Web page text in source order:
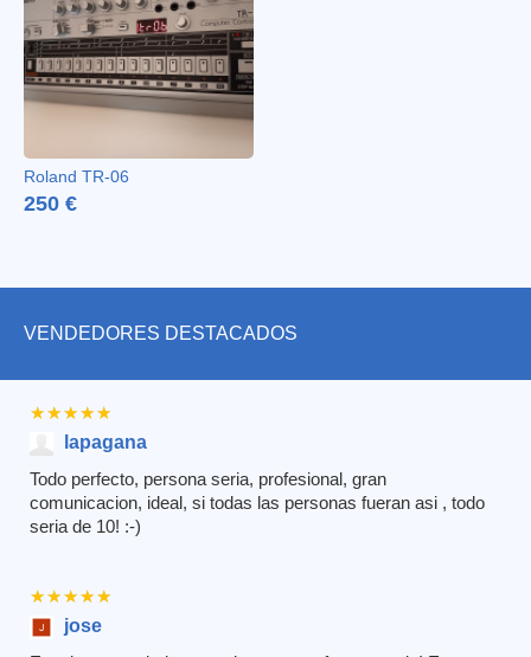
Roland TR-06
250 €
VENDEDORES DESTACADOS
★★★★★
★★★★★
lapagana
Todo perfecto, persona seria, profesional, gran
comunicacion, ideal, si todas las personas fueran asi , todo
seria de 10! :-)
★★★★★
★★★★★
jose